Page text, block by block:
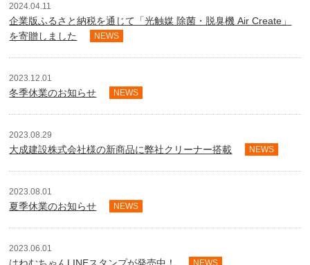
2024.04.11
企業版ふるさと納税を通じて「光触媒 除菌・脱臭機 Air Create」
を寄贈しました
NEWS
2023.12.01
冬季休業のお知らせ NEWS
2023.08.29
大成建設株式会社様の新商品に弊社クリーナー搭載 NEWS
2023.08.01
夏季休業のお知らせ NEWS
2023.06.01
はねむちゃんLINEスタンプが発売中！ NEWS